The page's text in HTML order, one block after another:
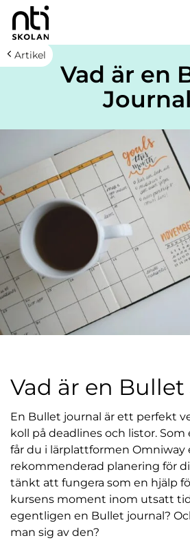
H
o
l
i
n
e
h
å
l
l
Huvudnavigation
Artikel
Vad är en
Vad är en
En Bullet journal är ett perfekt
koll på deadlines och listor. Som
får du i lärplattformen Omniway
rekommenderad planering för
tänkt att fungera som en hjälp
kursens moment inom utsatt
egentligen en Bullet journal?
man sig av den?